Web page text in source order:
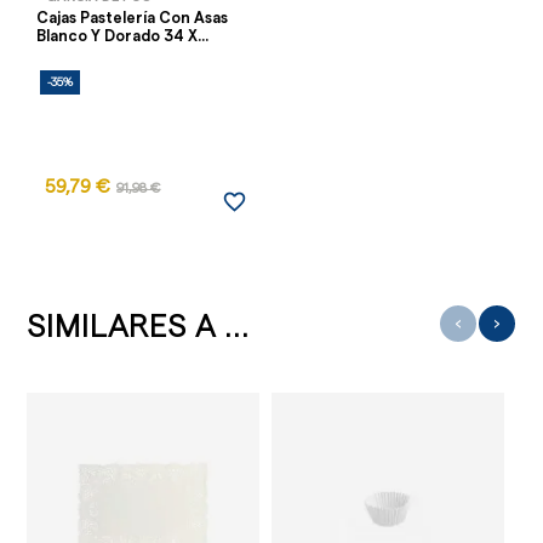
Cajas Pastelería Con Asas
Blanco Y Dorado 34 X...
-35%
59,79 € 91,98 €
favorite_border
SIMILARES A ... ‹ ›